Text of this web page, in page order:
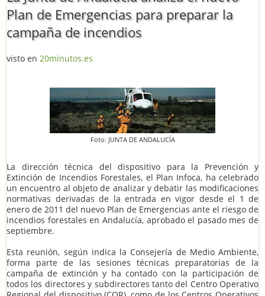
Plan de Emergencias para preparar la
campaña de incendios
visto en 20minutos.es
Foto: JUNTA DE ANDALUCÍA
La dirección técnica del dispositivo para la Prevención y
Extinción de Incendios Forestales, el Plan Infoca, ha celebrado
un encuentro al objeto de analizar y debatir las modificaciones
normativas derivadas de la entrada en vigor desde el 1 de
enero de 2011 del nuevo Plan de Emergencias ante el riesgo de
incendios forestales en Andalucía, aprobado el pasado mes de
septiembre.
Esta reunión, según indica la Consejería de Medio Ambiente,
forma parte de las sesiones técnicas preparatorias de la
campaña de extinción y ha contado con la participación de
todos los directores y subdirectores tanto del Centro Operativo